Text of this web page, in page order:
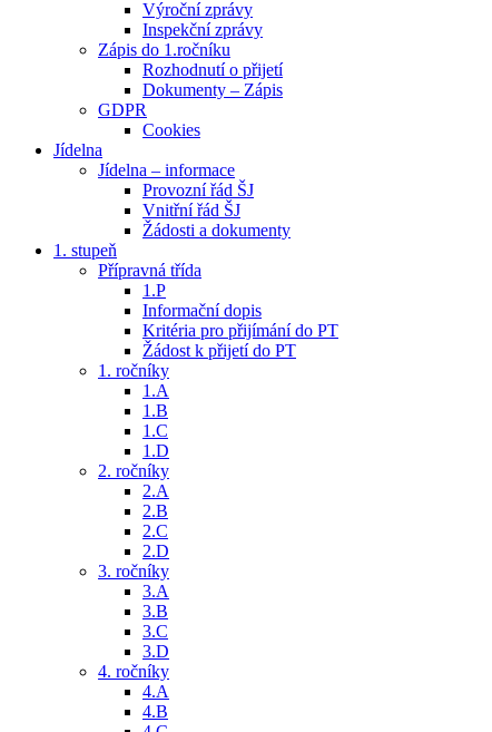
Výroční zprávy
Inspekční zprávy
Zápis do 1.ročníku
Rozhodnutí o přijetí
Dokumenty – Zápis
GDPR
Cookies
Jídelna
Jídelna – informace
Provozní řád ŠJ
Vnitřní řád ŠJ
Žádosti a dokumenty
1. stupeň
Přípravná třída
1.P
Informační dopis
Kritéria pro přijímání do PT
Žádost k přijetí do PT
1. ročníky
1.A
1.B
1.C
1.D
2. ročníky
2.A
2.B
2.C
2.D
3. ročníky
3.A
3.B
3.C
3.D
4. ročníky
4.A
4.B